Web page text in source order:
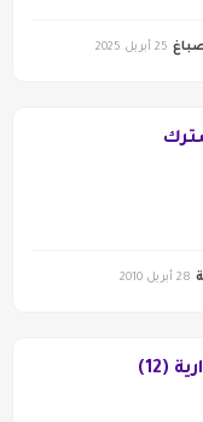
25 أبريل 2025
28 أبريل 2010
(12)